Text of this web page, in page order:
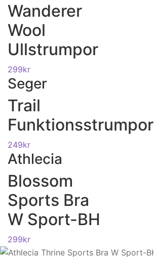
Wanderer
Wool
Ullstrumpor
299kr
Seger
Trail
Funktionsstrumpor
249kr
Athlecia
Blossom
Sports Bra
W Sport-BH
299kr